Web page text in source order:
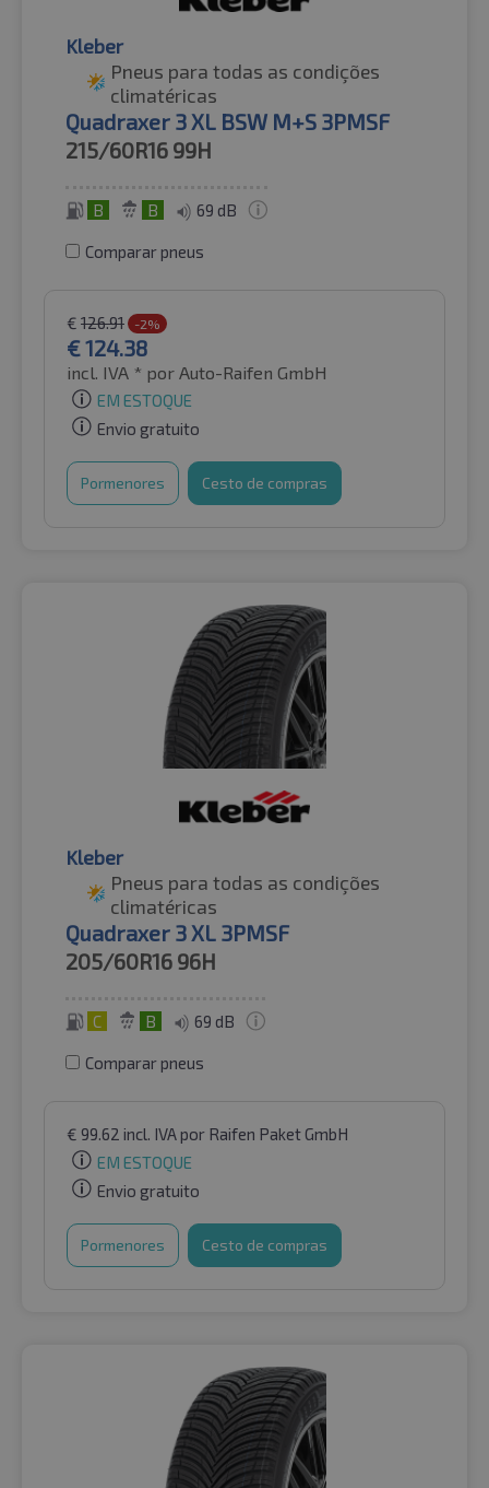
Kleber
Pneus para todas as condições
climatéricas
Quadraxer 3 XL BSW M+S 3PMSF
215/60R16 99H
B B 69 dB
Comparar pneus
€ 126.91 -2%
€124.38
incl. IVA * por Auto-Raifen GmbH
EM ESTOQUE
Envio gratuito
Pormenores Cesto de compras
Kleber
Pneus para todas as condições
climatéricas
Quadraxer 3 XL 3PMSF
205/60R16 96H
C B 69 dB
Comparar pneus
€ 99.62 incl. IVApor Raifen Paket GmbH
EM ESTOQUE
Envio gratuito
Pormenores Cesto de compras